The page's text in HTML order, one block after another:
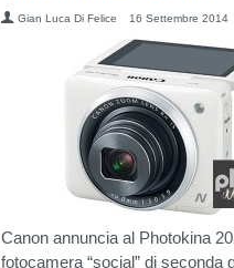
Gian Luca Di Felice 16 Settembre 2014
Canon annuncia al Photokina
fotocamera “social” di seconda